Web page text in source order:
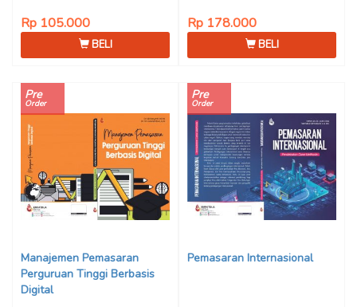
Rp 105.000
BELI
Rp 178.000
BELI
Pre
Order
Manajemen Pemasaran
Perguruan Tinggi Berbasis
Digital
Pre
Order
Pemasaran Internasional